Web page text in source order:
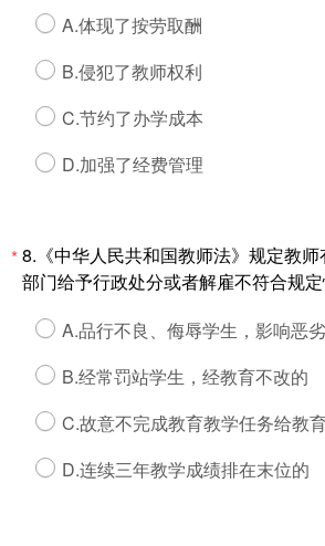
A.体现了按劳取酬
B.侵犯了教师权利
C.节约了办学成本
D.加强了经费管理
*8.《中华人民共和国教师法》规定教
部门给予行政处分或者解雇不符合规定
A.品行不良、侮辱学生，影响恶
B.经常罚站学生，经教育不改的
C.故意不完成教育教学任务给教
D.连续三年教学成绩排在末位的